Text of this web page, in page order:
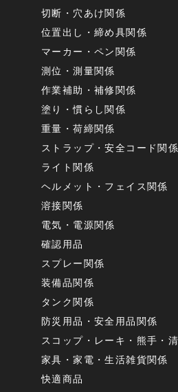
切断・穴あけ関係
位置出し・締め具関係
マーカー・ペン関係
測位・測量関係
作業補助・補修関係
塗り・慣らし関係
重量・荷締関係
ストラップ・安全コード関係
ライト関係
ヘルメット・フェイス関係
溶接関係
電気・電源関係
確認用品
スプレー関係
装備品関係
タンク関係
防災用品・安全用品関係
スコップ・レーキ・熊手・
家具・家電・生活雑貨関係
快適商品